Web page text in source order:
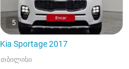
5
Kia Sportage 2017
თბილისი